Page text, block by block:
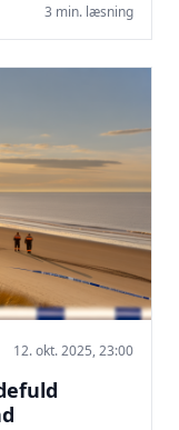
3 min. læsning
12. okt. 2025, 23:00